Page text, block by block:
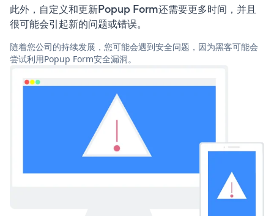
此外，自定义和更新Popup Form还需要更多时间，并且
很可能会引起新的问题或错误。
随着您公司的持续发展，您可能会遇到安全问题，因为黑客可能会
尝试利用Popup Form安全漏洞。